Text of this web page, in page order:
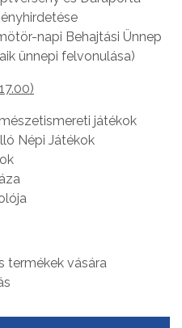
napi Behajtási Ünnep
ünnepi felvonulása)
játékok
Népi Játékok
termékek vására